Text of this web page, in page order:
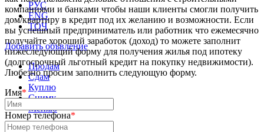
РУС
ENG
ТОҶ
Добавить объвление
Продам
Сдам
Куплю
Сниму
Меняю
компаниями и банками чтобы наши клиенты смогли получить
дом/квартиру в кредит под их желанию и возможности. Если
вы успешный предприниматель или работник что ежемесячно
получайте хороший заработок (доход) то можете заполнит
нижеследующий форму для получения жилья под ипотеку
(долгосрочный льготный кредит на покупку недвижимости).
Любезно просим заполнить следующую форму.
Имя*
Номер телефона*